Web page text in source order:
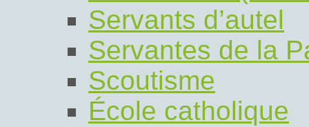
Servants d’autel
Servantes de la
Scoutisme
École catholique